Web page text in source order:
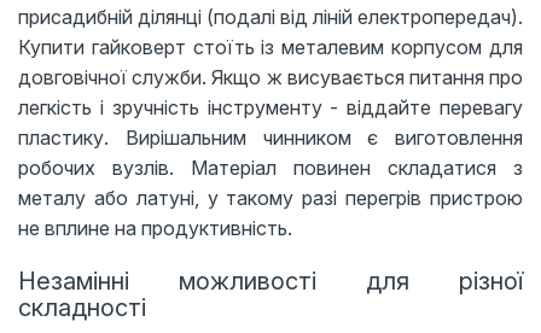
присадибній ділянці (подалі від ліній електропередач).
Купити гайковерт стоїть із металевим корпусом для
довговічної служби. Якщо ж висувається питання про
легкість і зручність інструменту - віддайте перевагу
пластику. Вирішальним чинником є ​​виготовлення
робочих вузлів. Матеріал повинен складатися з
металу або латуні, у такому разі перегрів пристрою
не вплине на продуктивність.
Незамінні можливості для різної
складності